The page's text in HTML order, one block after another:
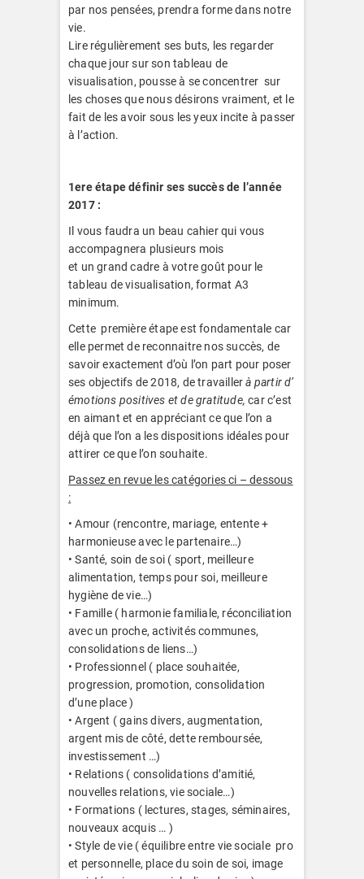
par nos pensées, prendra forme dans notre
vie.
Lire régulièrement ses buts, les regarder
chaque jour sur son tableau de
visualisation, pousse à se concentrer sur
les choses que nous désirons vraiment, et le
fait de les avoir sous les yeux incite à passer
à l’action.
1ere étape définir ses succès de l’année
2017 :
Il vous faudra un beau cahier qui vous
accompagnera plusieurs mois
et un grand cadre à votre goût pour le
tableau de visualisation, format A3
minimum.
Cette première étape est fondamentale car
elle permet de reconnaitre nos succès, de
savoir exactement d’où l’on part pour poser
ses objectifs de 2018, de travaillerà partir d’
émotions positives et de gratitude,car c’est
en aimant et en appréciant ce que l’on a
déjà que l’on a les dispositions idéales pour
attirer ce que l’on souhaite.
Passez en revue les catégories ci – dessous
:
• Amour (rencontre, mariage, entente +
harmonieuse avec le partenaire…)
• Santé, soin de soi ( sport, meilleure
alimentation, temps pour soi, meilleure
hygiène de vie…)
• Famille ( harmonie familiale, réconciliation
avec un proche, activités communes,
consolidations de liens…)
• Professionnel ( place souhaitée,
progression, promotion, consolidation
d’une place )
• Argent ( gains divers, augmentation,
argent mis de côté, dette remboursée,
investissement …)
• Relations ( consolidations d’amitié,
nouvelles relations, vie sociale…)
• Formations ( lectures, stages, séminaires,
nouveaux acquis … )
• Style de vie ( équilibre entre vie sociale pro
et personnelle, place du soin de soi, image